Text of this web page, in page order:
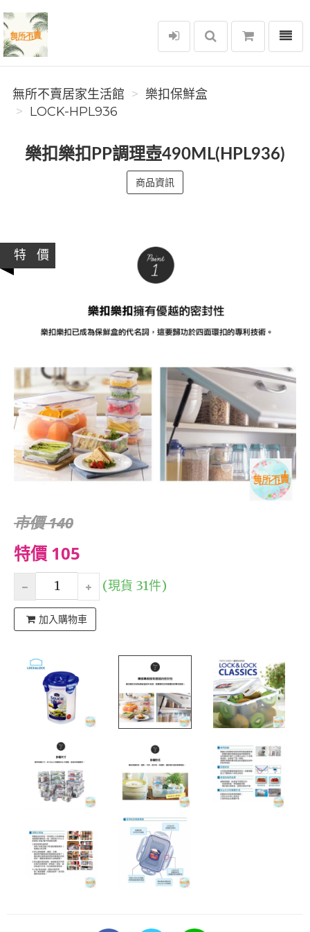
無所不賣居家生活館
選單
無所不賣居家生活館
樂扣保鮮盒
LOCK-HPL936
樂扣樂扣PP調理壺490ML(HPL936)
商品資訊
特 價
市價 140
特價 105
(現貨 31件)
加入購物車